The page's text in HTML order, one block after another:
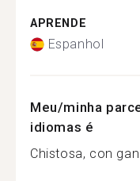
APRENDE
Espanhol
Meu/minha
idiomas é
Chistosa, con